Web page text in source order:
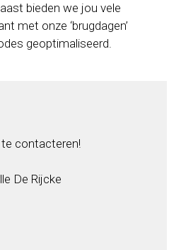
bieden we jou vele
met onze ‘brugdagen’
geoptimaliseerd.
contacteren!
De Rijcke